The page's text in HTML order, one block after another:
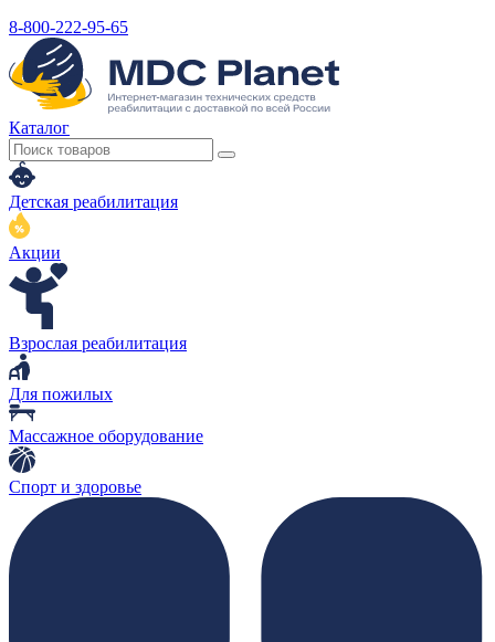
8-800-222-95-65
Каталог
Детская реабилитация
Акции
Взрослая реабилитация
Для пожилых
Массажное оборудование
Спорт и здоровье